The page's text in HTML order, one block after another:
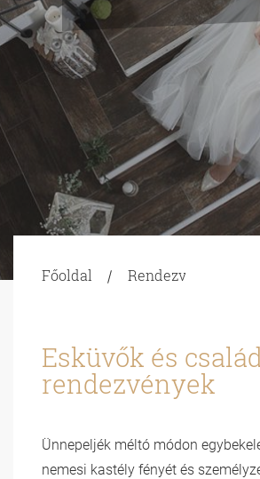
Főoldal Rendezvények
Esküvők és
rendezvények
Ünnepeljék méltó módon
nemesi kastély fényét és